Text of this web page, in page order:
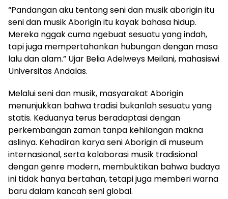
“Pandangan aku tentang seni dan musik aborigin itu
seni dan musik Aborigin itu kayak bahasa hidup.
Mereka nggak cuma ngebuat sesuatu yang indah,
tapi juga mempertahankan hubungan dengan masa
lalu dan alam.” Ujar Belia Adelweys Meilani, mahasiswi
Universitas Andalas.
Melalui seni dan musik, masyarakat Aborigin
menunjukkan bahwa tradisi bukanlah sesuatu yang
statis. Keduanya terus beradaptasi dengan
perkembangan zaman tanpa kehilangan makna
aslinya. Kehadiran karya seni Aborigin di museum
internasional, serta kolaborasi musik tradisional
dengan genre modern, membuktikan bahwa budaya
ini tidak hanya bertahan, tetapi juga memberi warna
baru dalam kancah seni global.